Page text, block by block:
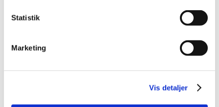
Statistik
Marketing
Vis detaljer
2014 (44)
2012 (44)
2010 (7)